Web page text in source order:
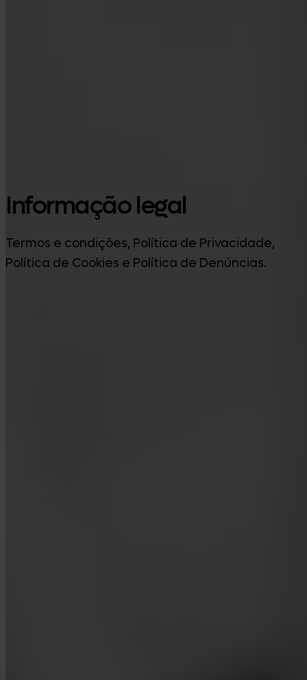
Informação legal
Termos e condições, Política de Privacidade,
Política de Cookies e Política de Denúncias.